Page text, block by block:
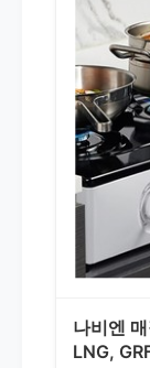
나비엔
LNG,